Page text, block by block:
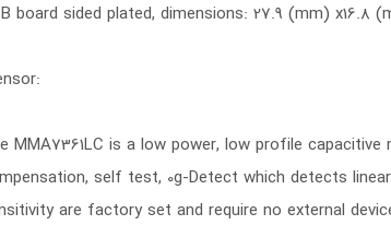
board sided plated, dimensions: 27.9 (mm) x16.8
MMA7361LC is a low power, low profile
self test, 0g-Detect which detects
are factory set and require no external